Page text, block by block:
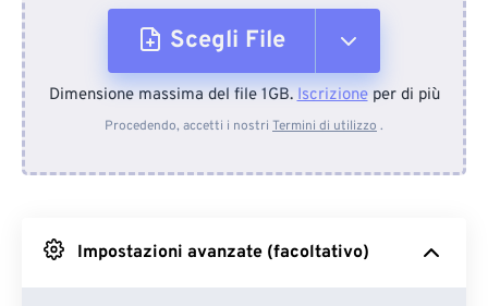
Scegli File
Dal dispositivo
Da Google Drive
Dimensione massima del file 1GB.Iscrizioneper di più
Procedendo, accetti i nostri Termini di utilizzo .
Impostazioni avanzate (facoltativo)